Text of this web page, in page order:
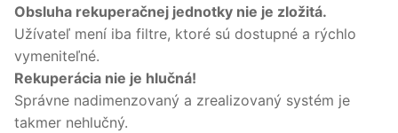
Obsluha rekuperačnej jednotky nie je zložitá.
Užívateľ mení iba filtre, ktoré sú dostupné a rýchlo
vymeniteľné.
Rekuperácia nie je hlučná!
Správne nadimenzovaný a zrealizovaný systém je
takmer nehlučný.